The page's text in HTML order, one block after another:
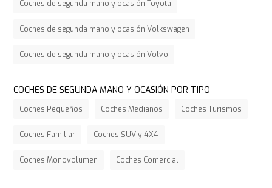
Coches de segunda mano y ocasión Toyota
Coches de segunda mano y ocasión Volkswagen
Coches de segunda mano y ocasión Volvo
COCHES DE SEGUNDA MANO Y OCASIÓN POR TIPO
Coches Pequeños Coches Medianos Coches Turismos
Coches Familiar Coches SUV y 4X4
Coches Monovolumen Coches Comercial